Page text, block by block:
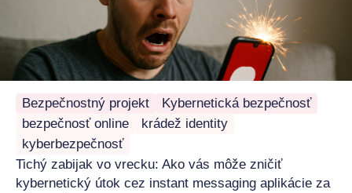
Bezpečnostný projekt
Kybernetická bezpečnosť
bezpečnosť online
krádež identity
kyberbezpečnosť
Tichý zabijak vo vrecku: Ako vás môže zničiť
kybernetický útok cez instant messaging aplikácie za